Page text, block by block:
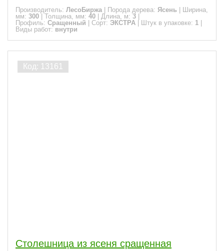
Производитель: ЛесоБиржа Порода дерева: Ясень
Ширина,
мм: 300 Толщина, мм: 40 Длина, м: 3
Профиль: Сращенный Сорт: ЭКСТРА Штук в упаковке: 1
Виды работ: внутри
Столешница из ясеня сращенная